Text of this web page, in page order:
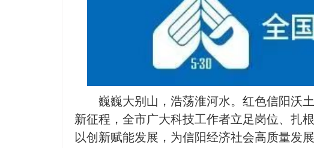
巍巍大别山，浩荡淮河水。红色信阳沃
新征程，全市广大科技工作者立足岗位、扎
以创新赋能发展，为信阳经济社会高质量发